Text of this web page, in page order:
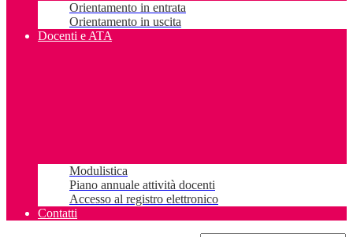
Orientamento in entrata
Orientamento in uscita
Docenti e ATA
Modulistica
Piano annuale attività docenti
Accesso al registro elettronico
Contatti